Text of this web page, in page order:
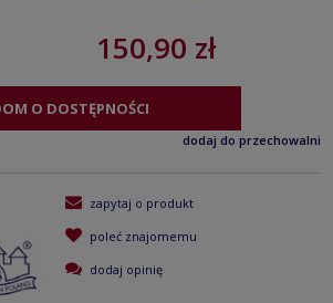
150,90 zł
O DOSTĘPNOŚCI
dodaj do przechowalni
zapytaj o produkt
poleć znajomemu
dodaj opinię